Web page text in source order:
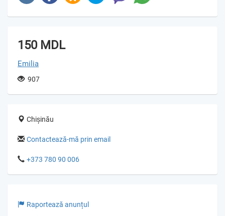
150 MDL
Emilia
907
Chișinău
Contactează-mă prin email
+373 780 90 006
Raportează anunțul